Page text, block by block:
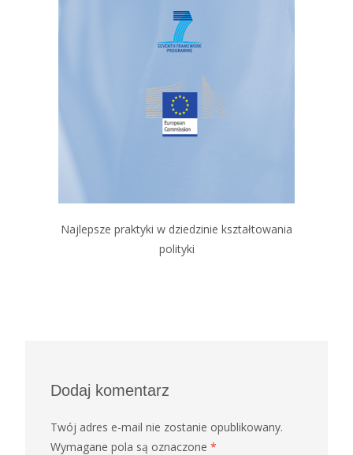
Najlepsze praktyki w dziedzinie kształtowania
polityki
Dodaj komentarz
Twój adres e-mail nie zostanie opublikowany.
Wymagane pola są oznaczone *